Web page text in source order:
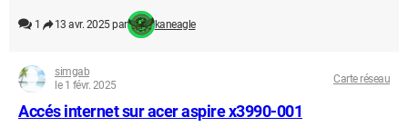
1 13 avr. 2025 par kaneagle
simgab
le 1 févr. 2025
Carte réseau
Accés internet sur acer aspire x3990-001